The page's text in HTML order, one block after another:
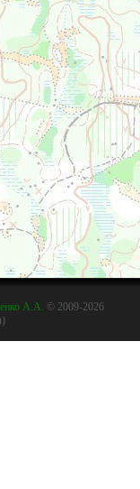
А.А. © 2009-2026